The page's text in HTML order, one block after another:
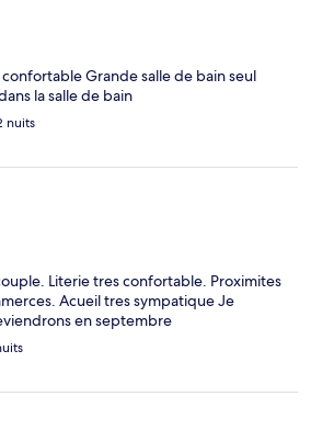
Grande salle de bain seul
la salle de bain
nuits
Literie tres confortable. Proximites
Acueil tres sympatique Je
en septembre